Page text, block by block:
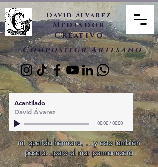
David Álvarez
Mediador
Creativo
Compositor Artesano
Acantilado
David Álvarez
00:00/00:00
mi querida hermana, ...y esto también
pasará...pero el mar permanecerá